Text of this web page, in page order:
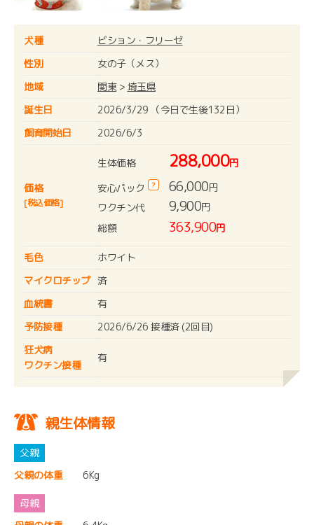
犬種
ビション・フリーゼ
性別
女の子（メス）
地域
関東> 埼玉県
誕生日
2026/3/29 （今日で生後132日）
飼育開始日
2026/6/3
価格
[税込価格]
生体価格 288,000円
安心パック
? 66,000円
ワクチン代
9,900円
総額
363,900円
毛色
ホワイト
マイクロチップ 済
血統書
有
予防接種
2026/6/26 接種済 (2回目)
狂犬病
ワクチン接種
有
親生体情報
父親の体重 6Kg